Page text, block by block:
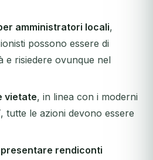
amministratori locali,
possono essere di
e risiedere ovunque nel
vietate, in linea con i moderni
tutte le azioni devono essere
rendiconti